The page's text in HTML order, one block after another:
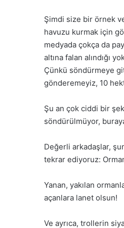
Şimdi size bir örnek
havuzu kurmak için
medyada çokça da
altına falan alındığı
Çünkü söndürmeye
gönderemeyiz, 10
Şu an çok ciddi bir
söndürülmüyor,
Değerli arkadaşlar,
tekrar ediyoruz:
Yanan, yakılan
açanlara lanet olsun!
Ve ayrıca, trollerin